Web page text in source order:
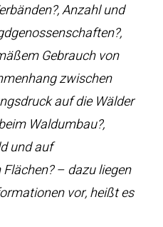
Anzahl und
Gebrauch von
zwischen
auf die Wälder
Waldumbau?,
und auf
– dazu liegen
vor, heißt es